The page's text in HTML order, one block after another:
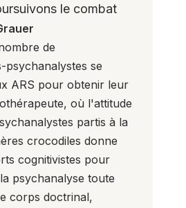
le combat
de
psychanalystes se
ARS pour obtenir leur
où l'attitude
partis à la
crocodiles donne
cognitivistes pour
psychanalyse toute
corps doctrinal,